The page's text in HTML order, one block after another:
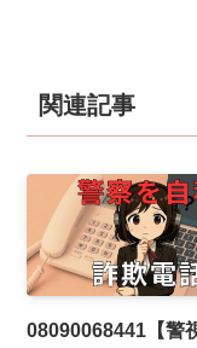
関連記事
08090068441【警